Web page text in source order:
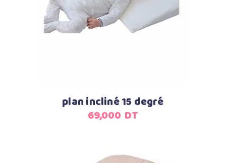
Ajouter au panier
plan incliné 15 degré
69,000 DT